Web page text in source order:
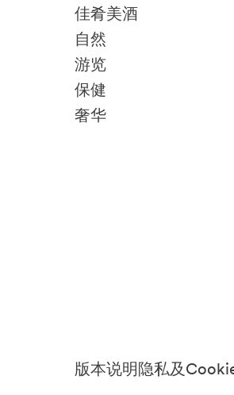
佳肴美酒
自然
游览
保健
奢华
版本说明隐私及